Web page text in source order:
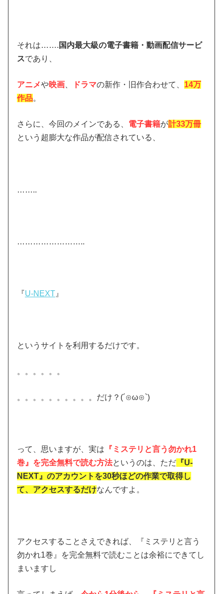
それは……. 国内最大級の電子書籍・動画配信サービ
スであり、
アニメや映画、 ドラマの新作・旧作合わせて、 14万
作品。
さらに、今回のメインである、 電子書籍が計33万冊
という超膨大な作品が配信されている、
……..
……………………..
『U-NEXT 』
というサイトを利用するだけです。
。。。。。。
。。。。。。。。。。だけ？(´⊙ω⊙`)
って、思いますが、実は 『ミステリと言う勿かれ1
巻』を完全無料で読む方法というのは、ただ 『U-
NEXT』のアカウントを30秒ほどの作業で取得し
て、アクセスするだけなんですよ。
アクセスすることさえできれば、『ミステリと言う
勿かれ1巻』を完全無料で読むことは余裕にできてし
まいますし